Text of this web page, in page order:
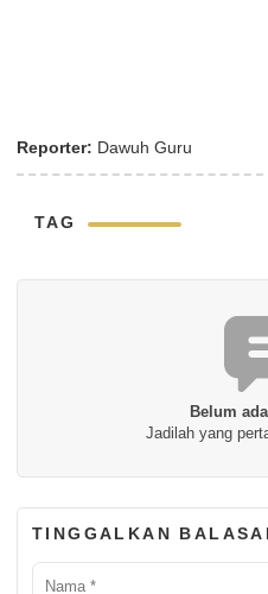
Reporter: Dawuh Guru
TAG
Belum
Jadilah yang
TINGGALKAN